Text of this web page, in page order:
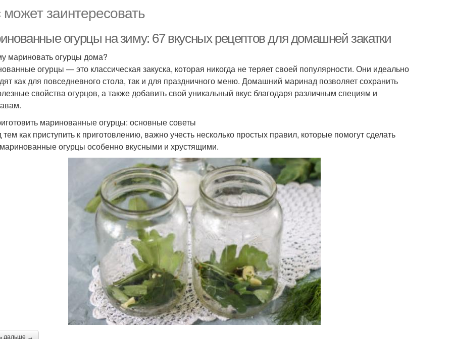
заинтересовать
огурцы на зиму: 67 вкусных рецептов для домашней закатки
мариновать огурцы дома?
огурцы — это классическая закуска, которая никогда не теряет своей популярности. Они идеально
как для повседневного стола, так и для праздничного меню. Домашний маринад позволяет сохранить
свойства огурцов, а также добавить свой уникальный вкус благодаря различным специям и
маринованные огурцы: основные советы
как приступить к приготовлению, важно учесть несколько простых правил, которые помогут сделать
огурцы особенно вкусными и хрустящими.
дальше →